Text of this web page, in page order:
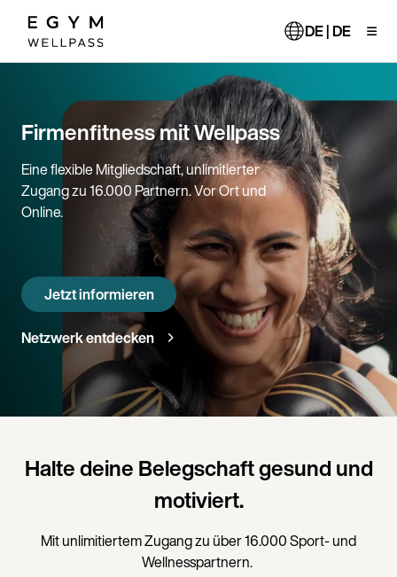
Inhalt DE | DE
Firmenfitness mit Wellpass
Eine flexible Mitgliedschaft, unlimitierter
Zugang zu 16.000 Partnern. Vor Ort und
Online.
Jetzt informieren
Netzwerk entdecken
Halte deine Belegschaft gesund und
motiviert.
Mit unlimitiertem Zugang zu über 16.000 Sport- und
Wellnesspartnern.